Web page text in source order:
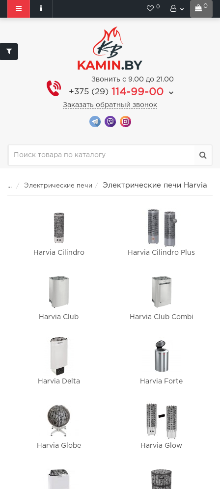
0
0
Звонить с 9.00 до 21.00
+375 (29) 114-99-00
Заказать обратный звонок
... Электрические печи Электрические печи Harvia
Harvia Cilindro Harvia Cilindro Plus
Harvia Club Harvia Club Combi
Harvia Delta Harvia Forte
Harvia Globe Harvia Glow